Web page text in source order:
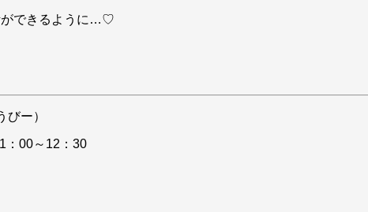
ができるように…♡
ー）
：00～12：30